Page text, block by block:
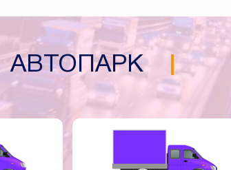
АВТОПАРК